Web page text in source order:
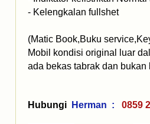
- Kelengkalan fullshet
(Matic Book,Buku
Mobil kondisi original luar
ada bekas tabrak dan
Hubungi Herman : 0859